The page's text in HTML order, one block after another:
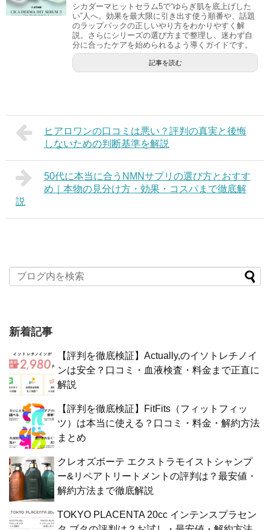
シカダーマヒットセラム5で“ゆらぎ肌を底上げした
い”人へ。効果を最大限に引き出す使う順番や、話題
のラップパックの正しいやり方をわかりやすく解
説。さらにシリーズの選び方まで整理し、迷わず自
分に合ったケアを始められるよう導くガイドです。
記事を読む
ヒアロワンの口コミは悪い？評判の真実と後悔
しないための判断基準を解説
50代に本当に合うNMNサプリの選び方とおすす
め｜本物の見分け方・効果・コスパまで徹底解
説
新着記事
【評判を徹底検証】Actually,のイソトレチノイ
ンは安全？口コミ・血液検査・料金まで正直に
解説
【評判を徹底検証】FitFits（フィットフィッ
ツ）は本当に使える？口コミ・料金・解約方法
まとめ
クレオズボーテ エクストラモイストシャンプ
ー&リペアトリートメントの評判は？最安値・
解約方法まで徹底解説
TOKYO PLACENTA 20cc インテンスプラセン